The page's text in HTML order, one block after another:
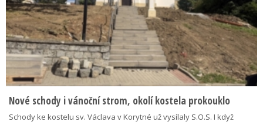
Nové schody i vánoční strom, okolí kostela prokouklo
Schody ke kostelu sv. Václava v Korytné už vysílaly S.O.S. I když